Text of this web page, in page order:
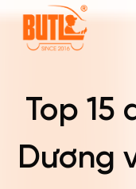
content
Top 15
Dương